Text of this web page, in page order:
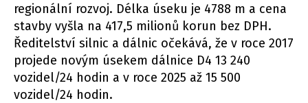
regionální rozvoj. Délka úseku je 4788 m a cena
stavby vyšla na 417,5 milionů korun bez DPH.
Ředitelství silnic a dálnic očekává, že v roce 2017
projede novým úsekem dálnice D4 13 240
vozidel/24 hodin a v roce 2025 až 15 500
vozidel/24 hodin.